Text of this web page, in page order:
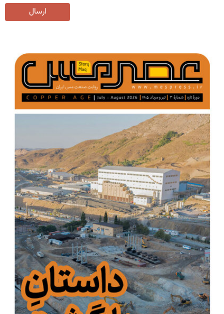
ارسال